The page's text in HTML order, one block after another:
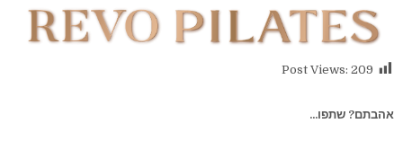
Post Views: 209
אהבתם? שתפו...